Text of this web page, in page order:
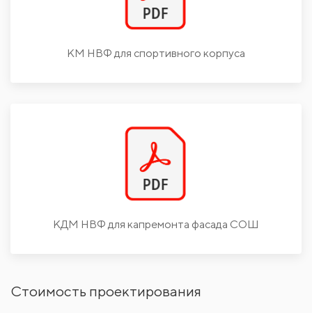
КМ НВФ для спортивного корпуса
КДМ НВФ для капремонта фасада СОШ
Стоимость проектирования